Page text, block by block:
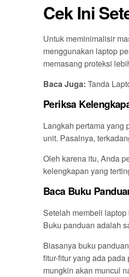
Cek Ini
Untuk meminimalisir
menggunakan laptop
memasang proteksi
Baca Juga: Tanda
Periksa
Langkah pertama yang
unit. Pasalnya,
Oleh karena itu, Anda
kelengkapan yang
Baca Buku
Setelah membeli
Buku panduan adalah
Biasanya buku
fitur-fitur yang ada
mungkin akan muncul